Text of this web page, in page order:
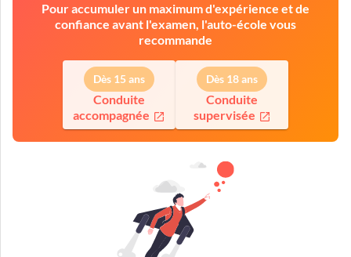
Pour accumuler un maximum d'expérience et de
confiance avant l'examen, l'auto-école vous
recommande
Dès 15 ans
Conduite
accompagnée
Dès 18 ans
Conduite
supervisée